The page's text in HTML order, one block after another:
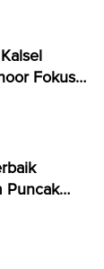
Fokus
Puncak